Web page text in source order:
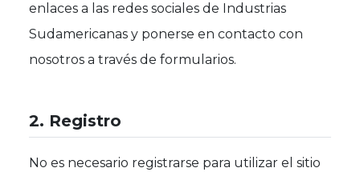
enlaces a las redes sociales de Industrias
Sudamericanas y ponerse en contacto con
nosotros a través de formularios.
2. Registro
No es necesario registrarse para utilizar el sitio